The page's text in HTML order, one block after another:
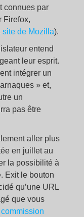
connues par
Firefox,
site de Mozilla).
entend
leur esprit.
intégrer un
» et,
un
pas être
aller plus
en juillet au
la possibilité à
Exit le bouton
qu’une URL
que vous
commission